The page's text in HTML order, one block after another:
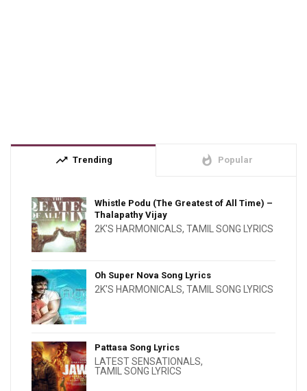
trending_up Trending whatshot Popular
Whistle Podu (The Greatest of All Time) –
Thalapathy Vijay
2K'S HARMONICALS, TAMIL SONG LYRICS
Oh Super Nova Song Lyrics
2K'S HARMONICALS, TAMIL SONG LYRICS
Pattasa Song Lyrics
LATEST SENSATIONALS,
TAMIL SONG LYRICS